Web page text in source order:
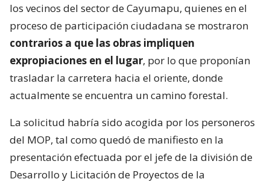
los vecinos del sector de Cayumapu, quienes en el
proceso de participación ciudadana se mostraron
contrarios a que las obras impliquen
expropiaciones en el lugar, por lo que proponían
trasladar la carretera hacia el oriente, donde
actualmente se encuentra un camino forestal.
La solicitud habría sido acogida por los personeros
del MOP, tal como quedó de manifiesto en la
presentación efectuada por el jefe de la división de
Desarrollo y Licitación de Proyectos de la